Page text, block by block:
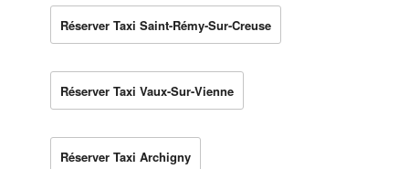
Réserver Taxi Saint-Rémy-Sur-Creuse
Réserver Taxi Vaux-Sur-Vienne
Réserver Taxi Archigny